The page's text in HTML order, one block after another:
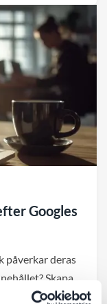
Googles
påverkar deras
Skapa
sätt än